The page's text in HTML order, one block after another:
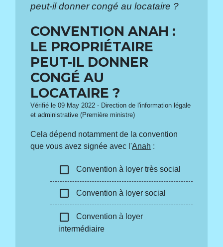
peut-il donner congé au locataire ?
CONVENTION ANAH :
LE PROPRIÉTAIRE
PEUT-IL DONNER
CONGÉ AU
LOCATAIRE ?
Vérifié le 09 May 2022 - Direction de l'information légale
et administrative (Première ministre)
Cela dépend notamment de la convention
que vous avez signée avec l'Anah :
check_box_outline_blank Convention à loyer très social
check_box_outline_blank Convention à loyer social
check_box_outline_blank
Convention à loyer
intermédiaire